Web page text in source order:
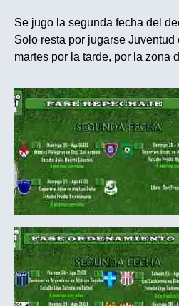
Se jugo la segunda fecha del
Solo resta por jugarse
martes por la tarde, por la zona